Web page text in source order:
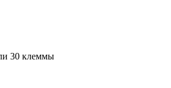
30 клеммы